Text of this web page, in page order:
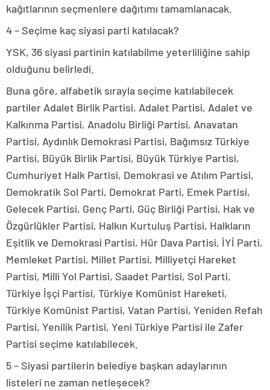
kağıtlarının seçmenlere dağıtımı tamamlanacak.
4 – Seçime kaç siyasi parti katılacak?
YSK, 36 siyasi partinin katılabilme yeterliliğine sahip
olduğunu belirledi.
Buna göre, alfabetik sırayla seçime katılabilecek
partiler Adalet Birlik Partisi, Adalet Partisi, Adalet ve
Kalkınma Partisi, Anadolu Birliği Partisi, Anavatan
Partisi, Aydınlık Demokrasi Partisi, Bağımsız Türkiye
Partisi, Büyük Birlik Partisi, Büyük Türkiye Partisi,
Cumhuriyet Halk Partisi, Demokrasi ve Atılım Partisi,
Demokratik Sol Parti, Demokrat Parti, Emek Partisi,
Gelecek Partisi, Genç Parti, Güç Birliği Partisi, Hak ve
Özgürlükler Partisi, Halkın Kurtuluş Partisi, Halkların
Eşitlik ve Demokrasi Partisi, Hür Dava Partisi, İYİ Parti,
Memleket Partisi, Millet Partisi, Milliyetçi Hareket
Partisi, Milli Yol Partisi, Saadet Partisi, Sol Parti,
Türkiye İşçi Partisi, Türkiye Komünist Hareketi,
Türkiye Komünist Partisi, Vatan Partisi, Yeniden Refah
Partisi, Yenilik Partisi, Yeni Türkiye Partisi ile Zafer
Partisi seçime katılabilecek.
5 – Siyasi partilerin belediye başkan adaylarının
listeleri ne zaman netleşecek?